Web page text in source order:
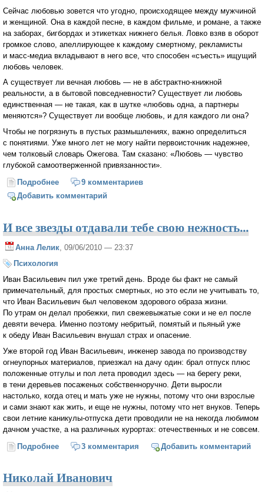
Сейчас любовью зовется что угодно, происходящее между мужчиной
и женщиной. Она в каждой песне, в каждом фильме, и романе, а также
на заборах, бигбордах и этикетках нижнего белья. Ловко взяв в оборот
громкое слово, апеллирующее к каждому смертному, рекламисты
и масс-медиа вкладывают в него все, что способен «съесть» ищущий
любовь человек.
А существует ли вечная любовь — не в абстрактно-книжной
реальности, а в бытовой повседневности? Существует ли любовь
единственная — не такая, как в шутке «любовь одна, а партнеры
меняются»? Существует ли вообще любовь, и для каждого ли она?
Чтобы не погрязнуть в пустых размышлениях, важно определиться
с понятиями. Уже много лет не могу найти первоисточник надежнее,
чем толковый словарь Ожегова. Там сказано: «Любовь — чувство
глубокой самоотверженной привязанности».
Подробнее о Любовь без аплодисментов
9 комментариев
Добавить комментарий
И все звезды отдавали тебе свою нежность...
Анна Лелик, 09/06/2010 — 23:37
Психология
Иван Васильевич пил уже третий день. Вроде бы факт не самый
примечательный, для простых смертных, но это если не учитывать то,
что Иван Васильевич был человеком здорового образа жизни.
По утрам он делал пробежки, пил свежевыжатые соки и не ел после
девяти вечера. Именно поэтому небритый, помятый и пьяный уже
к обеду Иван Васильевич внушал страх и опасение.
Уже второй год Иван Васильевич, инженер завода по производству
огнеупорных материалов, приезжал на дачу один: брал отпуск плюс
положенные отгулы и пол лета проводил здесь — на берегу реки,
в тени деревьев посаженых собственноручно. Дети выросли
настолько, когда отец и мать уже не нужны, потому что они взрослые
и сами знают как жить, и еще не нужны, потому что нет внуков. Теперь
свои летние каникулы-отпуска дети проводили не на некогда любимом
дачном участке, а на различных курортах: отечественных и не совсем.
Подробнее о И все звезды отдавали тебе свою нежность...
3 комментария Добавить комментарий
Николай Иванович